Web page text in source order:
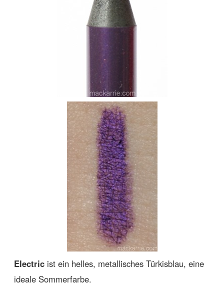
Electric ist ein helles, metallisches Türkisblau, eine
ideale Sommerfarbe.